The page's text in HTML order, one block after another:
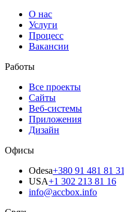
О нас
Услуги
Процесс
Вакансии
Работы
Все проекты
Сайты
Веб-системы
Приложения
Дизайн
Офисы
Odesa+380 91 481 81 31
USA+1 302 213 81 16
info@accbox.info